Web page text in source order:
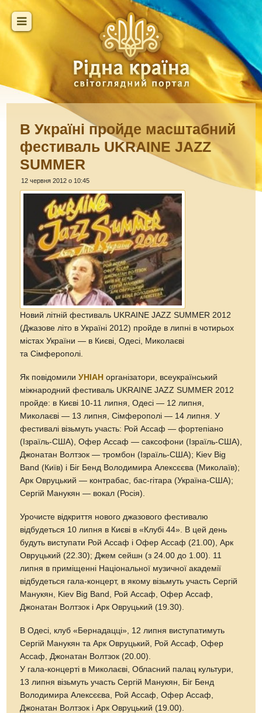
В Україні пройде масштабний
фестиваль UKRAINE JAZZ
SUMMER
12 червня 2012 о 10:45
Новий літній фестиваль UKRAINE JAZZ SUMMER 2012
(Джазове літо в Україні 2012) пройде в липні в чотирьох
містах України — в Києві, Одесі, Миколаєві
та Сімферополі.
Як повідомилиУНІАН організатори, всеукраїнський
міжнародний фестиваль UKRAINE JAZZ SUMMER 2012
пройде: в Києві 10-11 липня, Одесі — 12 липня,
Миколаєві — 13 липня, Сімферополі — 14 липня. У
фестивалі візьмуть участь: Рой Ассаф — фортепіано
(Ізраїль-США), Офер Ассаф — саксофони (Ізраїль-США),
Джонатан Волтзок — тромбон (Ізраїль-США); Kiev Big
Band (Київ) і Біг Бенд Володимира Алексєєва (Миколаїв);
Арк Овруцький — контрабас, бас-гітара (Україна-США);
Сергій Манукян — вокал (Росія).
Урочисте відкриття нового джазового фестивалю
відбудеться 10 липня в Києві в «Клубі 44». В цей день
будуть виступати Рой Ассаф і Офер Ассаф (21.00), Арк
Овруцький (22.30); Джем сейшн (з 24.00 до 1.00). 11
липня в приміщенні Національної музичної академії
відбудеться гала-концерт, в якому візьмуть участь Сергій
Манукян, Kiev Big Band, Рой Ассаф, Офер Ассаф,
Джонатан Волтзок і Арк Овруцький (19.30).
В Одесі, клуб «Бернадацці», 12 липня виступатимуть
Сергій Манукян та Арк Овруцький, Рой Ассаф, Офер
Ассаф, Джонатан Волтзок (20.00).
У гала-концерті в Миколаєві, Обласний палац культури,
13 липня візьмуть участь Сергій Манукян, Біг Бенд
Володимира Алексєєва, Рой Ассаф, Офер Ассаф,
Джонатан Волтзок і Арк Овруцький (19.00).